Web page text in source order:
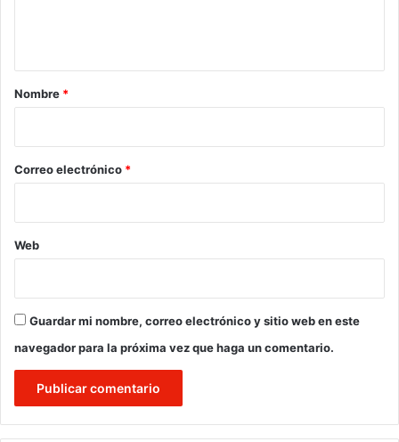
r
*
Nombre *
Correo electrónico *
Web
Guardar mi nombre, correo electrónico y sitio web en este
navegador para la próxima vez que haga un comentario.